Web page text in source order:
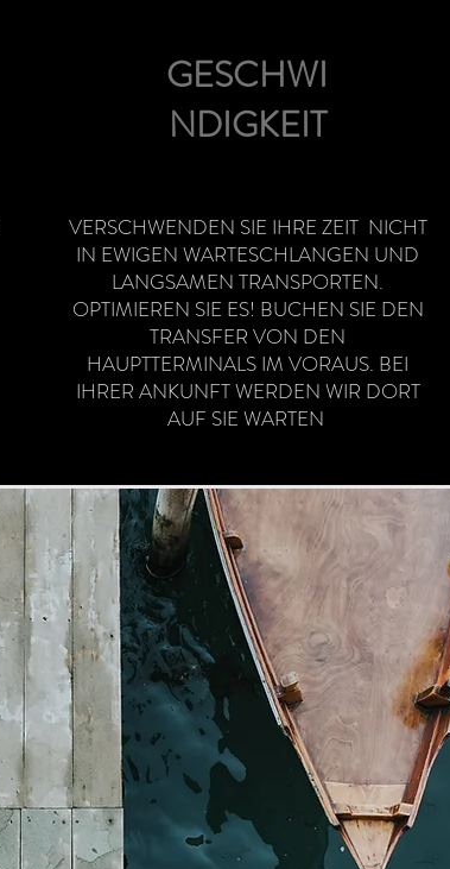
GESCHWI
NDIGKEIT
VERSCHWENDEN SIE IHRE ZEIT NICHT
IN EWIGEN WARTESCHLANGEN UND
LANGSAMEN TRANSPORTEN.
OPTIMIEREN SIE ES! BUCHEN SIE DEN
TRANSFER VON DEN
HAUPTTERMINALS IM VORAUS. BEI
IHRER ANKUNFT WERDEN WIR DORT
AUF SIE WARTEN